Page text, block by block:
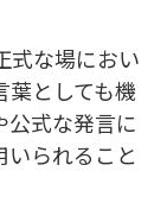
式な場におい
葉としても機
公式な発言に
いられること